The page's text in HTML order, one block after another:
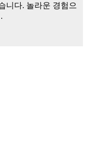
니다. 놀라운 경험으